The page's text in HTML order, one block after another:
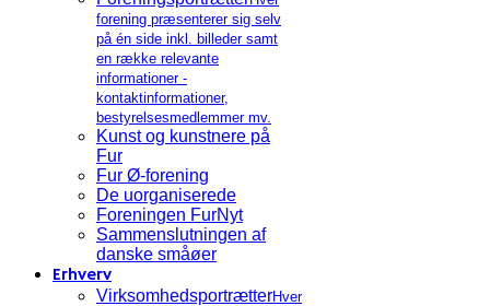
forening præsenterer sig selv
på én side inkl. billeder samt
en række relevante
informationer -
kontaktinformationer,
bestyrelsesmedlemmer mv.
Kunst og kunstnere på
Fur
Fur Ø-forening
De uorganiserede
Foreningen FurNyt
Sammenslutningen af
danske småøer
Erhverv
VirksomhedsportrætterHver